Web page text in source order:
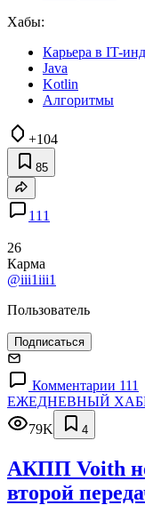
Хабы:
Карьера в IT-
Java
Kotlin
Алгоритмы
+104
85
111
26
Карма
@iii1iii1
Пользователь
Подписаться
Комментарии 111
ЕЖЕДНЕВНЫЙ ХАБР
79K
4
АКПП Voith
второй